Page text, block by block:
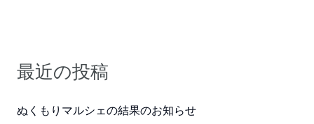
最近の投稿
ぬくもりマルシェの結果のお知らせ